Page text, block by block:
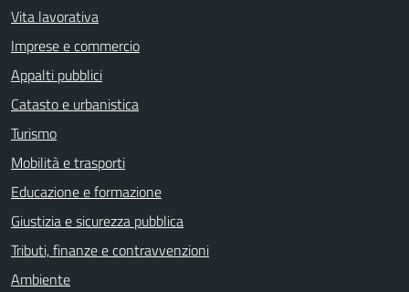
Vita lavorativa
Imprese e commercio
Appalti pubblici
Catasto e urbanistica
Turismo
Mobilità e trasporti
Educazione e formazione
Giustizia e sicurezza pubblica
Tributi, finanze e contravvenzioni
Ambiente